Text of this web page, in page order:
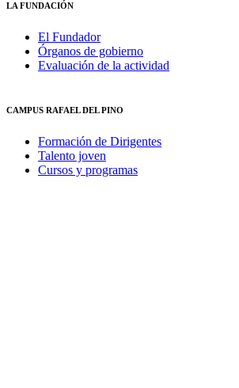
LA FUNDACIÓN
El Fundador
Órganos de gobierno
Evaluación de la actividad
CAMPUS RAFAEL DEL PINO
Formación de Dirigentes
Talento joven
Cursos y programas